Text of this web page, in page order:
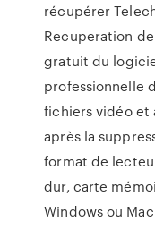
récupérer
Recuperation
gratuit du
professionnelle
fichiers vidéo et
après la
format de
dur, carte
Windows ou